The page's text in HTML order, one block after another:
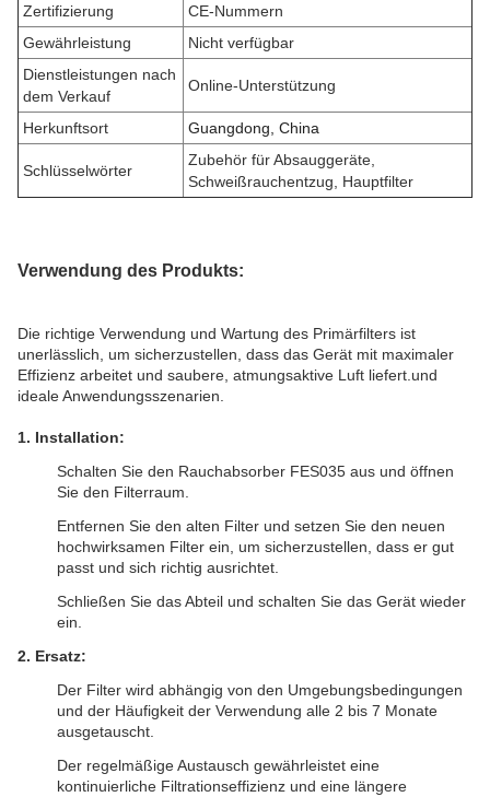
Zertifizierung
CE-Nummern
Gewährleistung
Nicht verfügbar
Dienstleistungen nach
dem Verkauf
Online-Unterstützung
Herkunftsort Guangdong, China
Schlüsselwörter
Zubehör für Absauggeräte
Schweißrauchentzug, Hauptfilter
Verwendung des Produkts:
Die richtige Verwendung und Wartung des Primärfilters ist
unerlässlich, um sicherzustellen, dass das Gerät mit maximaler
Effizienz arbeitet und saubere, atmungsaktive Luft liefert.und
ideale Anwendungsszenarien.
1. Installation:
Schalten Sie den Rauchabsorber FES035 aus und öffnen
Sie den Filterraum.
Entfernen Sie den alten Filter und setzen Sie den neuen
hochwirksamen Filter ein, um sicherzustellen, dass er gut
passt und sich richtig ausrichtet.
Schließen Sie das Abteil und schalten Sie das Gerät wieder
ein.
2. Ersatz:
Der Filter wird abhängig von den Umgebungsbedingungen
und der Häufigkeit der Verwendung alle 2 bis 7 Monate
ausgetauscht.
Der regelmäßige Austausch gewährleistet eine
kontinuierliche Filtrationseffizienz und eine längere